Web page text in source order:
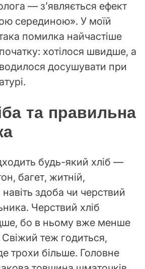
— з’являється ефект
серединою». У моїй
помилка найчастіше
хотілося швидше, а
досушувати при
та правильна
будь-який хліб —
багет, житній,
здоба чи черствий
Черствий хліб
бо в ньому вже менше
Свіжий теж годиться,
трохи більше. Головне